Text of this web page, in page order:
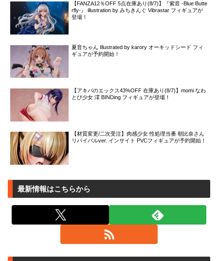
【FANZA12％OFF 5点在庫あり(8/7)】『紫音 -Blue Butte
rfly-』 illustration by みちきんぐ Vibrastar フィギュアが
登場！
夏音ちゃん Illustrated by karory オーキッドシード フィ
ギュアが予約開始！
【アキバのエックス43%OFF 在庫あり(8/7)】momi なわ
とび少女 澪 BINDing フィギュアが登場！
【材質変更/二次受注】肉感少女 性処理当番 朝比奈さん
リバイバルver. インサイト PVCフィギュアが予約開始！
最新情報はこちらから